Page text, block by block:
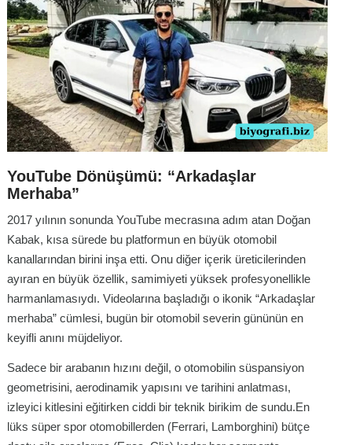
YouTube Dönüşümü: “Arkadaşlar
Merhaba”
2017 yılının sonunda YouTube mecrasına adım atan Doğan
Kabak, kısa sürede bu platformun en büyük otomobil
kanallarından birini inşa etti. Onu diğer içerik üreticilerinden
ayıran en büyük özellik, samimiyeti yüksek profesyonellikle
harmanlamasıydı. Videolarına başladığı o ikonik “Arkadaşlar
merhaba” cümlesi, bugün bir otomobil severin gününün en
keyifli anını müjdeliyor.
Sadece bir arabanın hızını değil, o otomobilin süspansiyon
geometrisini, aerodinamik yapısını ve tarihini anlatması,
izleyici kitlesini eğitirken ciddi bir teknik birikim de sundu.En
lüks süper spor otomobillerden (Ferrari, Lamborghini) bütçe